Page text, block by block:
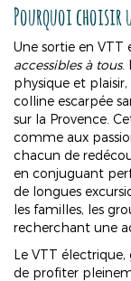
Pourquoi choisir
Une sortie en VTT
accessibles à tous.
physique et
colline escarpée
sur la Provence.
comme aux
chacun de
en conjuguant
de longues
les familles, les
recherchant une
Le VTT
de profiter